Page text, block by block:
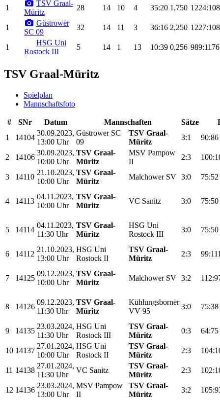
1
TSV Graal-
Müritz
28 14 10 4 35:20 1,750
1
Güstrower
SC 09
32 14 11 3 36:16 2,250
1
HSG Uni
Rostock III
5 14 1 13 10:39 0,256 989:1176
TSV Graal-Müritz
Spielplan
Mannschaftsfoto
# SNr Datum Mannschaften Sätze
1
14104
30.09.2023,
13:00 Uhr
Güstrower SC
09
TSV Graal-
Müritz
3:1 90:86
2 14106
30.09.2023,
10:00 Uhr
TSV Graal-
Müritz
MSV Pampow
II
2:3
3 14110
21.10.2023,
10:00 Uhr
TSV Graal-
Müritz
Malchower SV 3:0 75:52
4 14113
04.11.2023,
10:00 Uhr
TSV Graal-
Müritz
VC Sanitz 3:0 75:50
5 14114
04.11.2023,
11:30 Uhr
TSV Graal-
Müritz
HSG Uni
Rostock III
3:0 75:50
6 14112
21.10.2023,
13:00 Uhr
HSG Uni
Rostock II
TSV Graal-
Müritz
2:3
7 14125
09.12.2023,
10:00 Uhr
TSV Graal-
Müritz
Malchower SV 3:2
8 14126
09.12.2023,
11:30 Uhr
TSV Graal-
Müritz
Kühlungsborner
VV 95
3:0 75:38
9 14135
23.03.2024,
11:30 Uhr
HSG Uni
Rostock III
TSV Graal-
Müritz
0:3 64:75
10 14137
27.01.2024,
10:00 Uhr
HSG Uni
Rostock II
TSV Graal-
Müritz
2:3
11 14138
27.01.2024,
11:30 Uhr
VC Sanitz
TSV Graal-
Müritz
2:3
12 14136
23.03.2024,
13:00 Uhr
MSV Pampow
II
TSV Graal-
Müritz
3:2